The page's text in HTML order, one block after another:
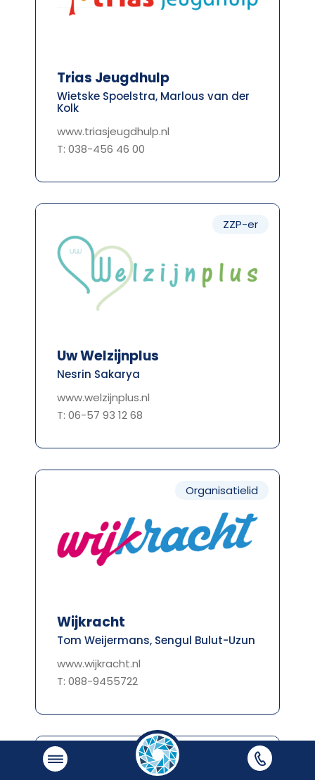
Trias Jeugdhulp
Wietske Spoelstra, Marlous van der
Kolk
www.triasjeugdhulp.nl
T: 038-456 46 00
ZZP-er
Uw Welzijnplus
Nesrin Sakarya
www.welzijnplus.nl
T: 06-57 93 12 68
Organisatielid
Wijkracht
Tom Weijermans, Sengul Bulut-Uzun
www.wijkracht.nl
T: 088-9455722
Organisatielid